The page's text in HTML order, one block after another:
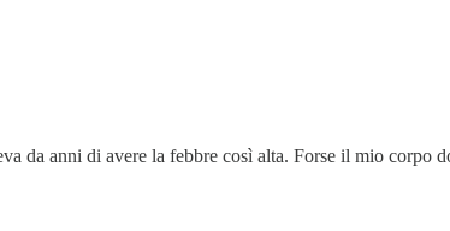
da anni di avere la febbre così alta. Forse il mio corpo